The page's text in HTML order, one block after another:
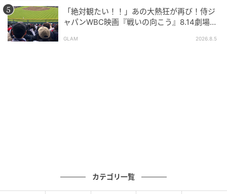
「絶対観たい！！」あの大熱狂が再び！侍ジ
ャパンWBC映画『戦いの向こう』8.14劇場公
GLAM 2026.8.5
カテゴリ一覧